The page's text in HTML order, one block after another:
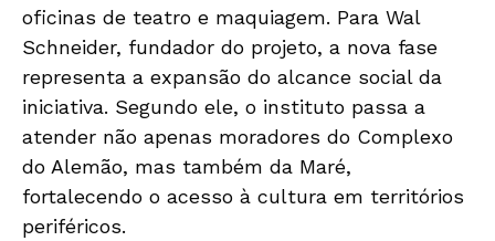
oficinas de teatro e maquiagem. Para Wal
Schneider, fundador do projeto, a nova fase
representa a expansão do alcance social da
iniciativa. Segundo ele, o instituto passa a
atender não apenas moradores do Complexo
do Alemão, mas também da Maré,
fortalecendo o acesso à cultura em territórios
periféricos.